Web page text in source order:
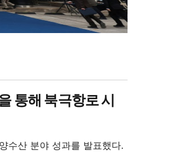
통해 북극항로 시
수산 분야 성과를 발표했다.